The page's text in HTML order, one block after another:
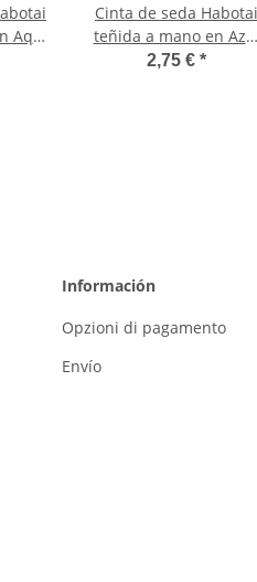
Aqua
Cinta de seda Habotai
teñida a mano en Azul
capri ø3mm
2,75 € *
Información
Opzioni di pagamento
Envío